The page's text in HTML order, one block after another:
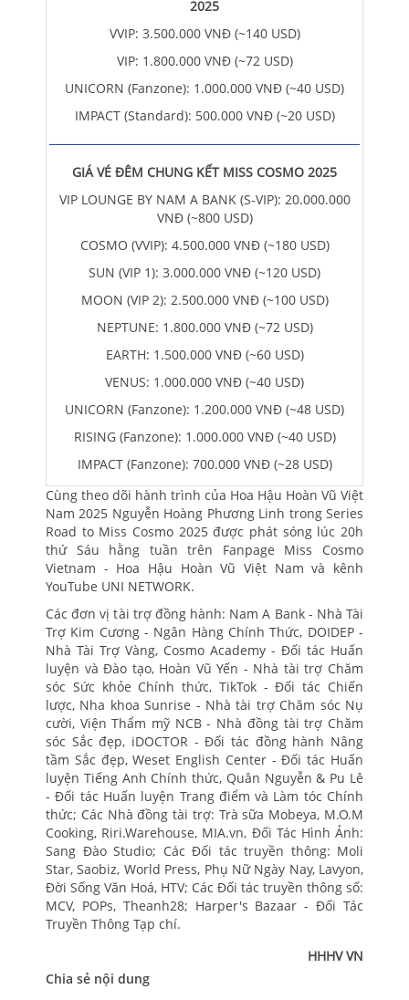
2025
VVIP: 3.500.000 VNĐ (~140 USD)
VIP: 1.800.000 VNĐ (~72 USD)
UNICORN (Fanzone): 1.000.000 VNĐ (~40 USD)
IMPACT (Standard): 500.000 VNĐ (~20 USD)
GIÁ VÉ ĐÊM CHUNG KẾT MISS COSMO 2025
VIP LOUNGE BY NAM A BANK (S-VIP): 20.000.000
VNĐ (~800 USD)
COSMO (VVIP): 4.500.000 VNĐ (~180 USD)
SUN (VIP 1): 3.000.000 VNĐ (~120 USD)
MOON (VIP 2): 2.500.000 VNĐ (~100 USD)
NEPTUNE: 1.800.000 VNĐ (~72 USD)
EARTH: 1.500.000 VNĐ (~60 USD)
VENUS: 1.000.000 VNĐ (~40 USD)
UNICORN (Fanzone): 1.200.000 VNĐ (~48 USD)
RISING (Fanzone): 1.000.000 VNĐ (~40 USD)
IMPACT (Fanzone): 700.000 VNĐ (~28 USD)
Cùng theo dõi hành trình của Hoa Hậu Hoàn Vũ Việt
Nam 2025 Nguyễn Hoàng Phương Linh trong Series
Road to Miss Cosmo 2025 được phát sóng lúc 20h
thứ Sáu hằng tuần trên Fanpage Miss Cosmo
Vietnam - Hoa Hậu Hoàn Vũ Việt Nam và kênh
YouTube UNI NETWORK.
Các đơn vị tài trợ đồng hành: Nam A Bank - Nhà Tài
Trợ Kim Cương - Ngân Hàng Chính Thức, DOIDEP -
Nhà Tài Trợ Vàng, Cosmo Academy - Đối tác Huấn
luyện và Đào tạo, Hoàn Vũ Yến - Nhà tài trợ Chăm
sóc Sức khỏe Chính thức, TikTok - Đối tác Chiến
lược, Nha khoa Sunrise - Nhà tài trợ Chăm sóc Nụ
cười, Viện Thẩm mỹ NCB - Nhà đồng tài trợ Chăm
sóc Sắc đẹp, iDOCTOR - Đối tác đồng hành Nâng
tầm Sắc đẹp, Weset English Center - Đối tác Huấn
luyện Tiếng Anh Chính thức, Quân Nguyễn & Pu Lê
- Đối tác Huấn luyện Trang điểm và Làm tóc Chính
thức; Các Nhà đồng tài trợ: Trà sữa Mobeya, M.O.M
Cooking, Riri.Warehouse, MIA.vn, Đối Tác Hình Ảnh:
Sang Đào Studio; Các Đối tác truyền thông: Moli
Star, Saobiz, World Press, Phụ Nữ Ngày Nay, Lavyon,
Đời Sống Văn Hoá, HTV; Các Đối tác truyền thông số:
MCV, POPs, Theanh28; Harper's Bazaar - Đối Tác
Truyền Thông Tạp chí.
HHHV VN
Chia sẻ nội dung